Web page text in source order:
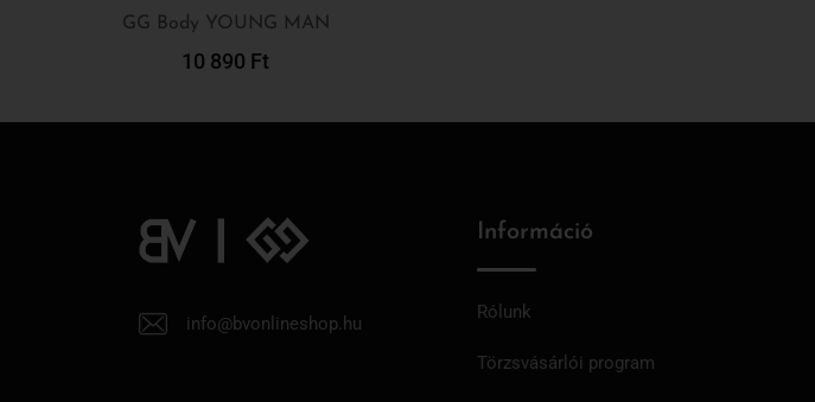
GG Body YOUNG MAN
10 890 Ft
info@bvonlineshop.hu
Információ
Rólunk
Törzsvásárlói program